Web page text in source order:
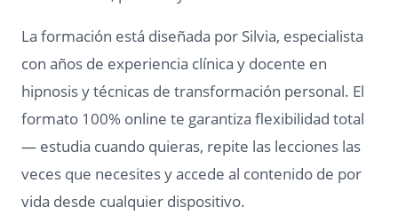
La formación está diseñada por Silvia, especialista
con años de experiencia clínica y docente en
hipnosis y técnicas de transformación personal. El
formato 100% online te garantiza flexibilidad total
— estudia cuando quieras, repite las lecciones las
veces que necesites y accede al contenido de por
vida desde cualquier dispositivo.